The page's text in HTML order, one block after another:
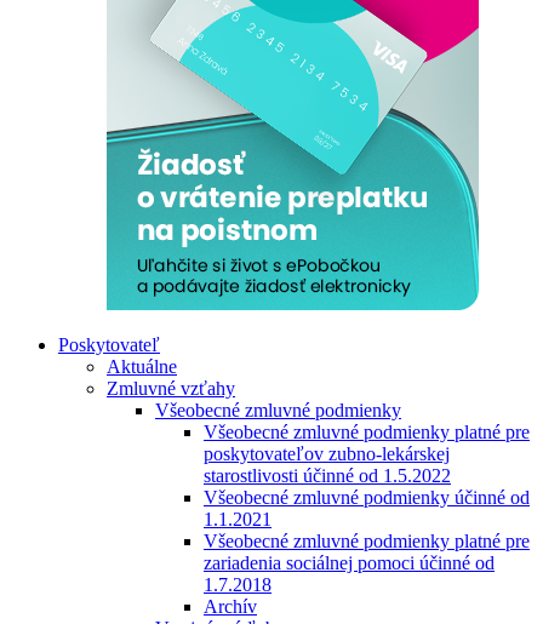
Poskytovateľ
Aktuálne
Zmluvné vzťahy
Všeobecné zmluvné podmienky
Všeobecné zmluvné podmienky platné pre
poskytovateľov zubno-lekárskej
starostlivosti účinné od 1.5.2022
Všeobecné zmluvné podmienky účinné od
1.1.2021
Všeobecné zmluvné podmienky platné pre
zariadenia sociálnej pomoci účinné od
1.7.2018
Archív